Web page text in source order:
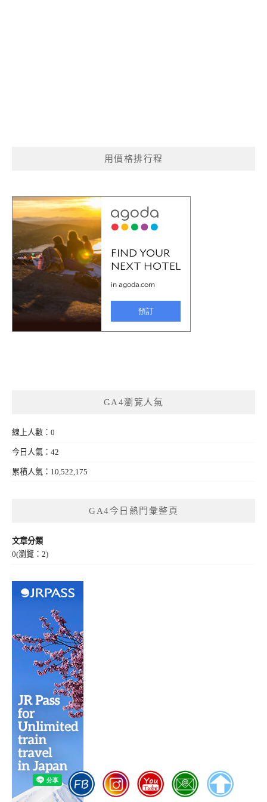
用價格排行程
GA4瀏覽人氣
線上人數：0
今日人氣：42
累積人氣：10,522,175
GA4今日熱門彙整頁
文章分類
0(瀏覽：2)